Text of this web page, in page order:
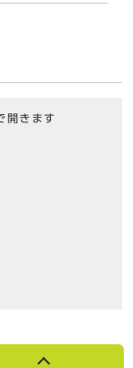
開きます